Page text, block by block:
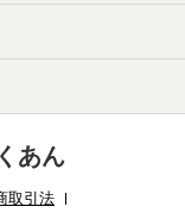
あん
取引法